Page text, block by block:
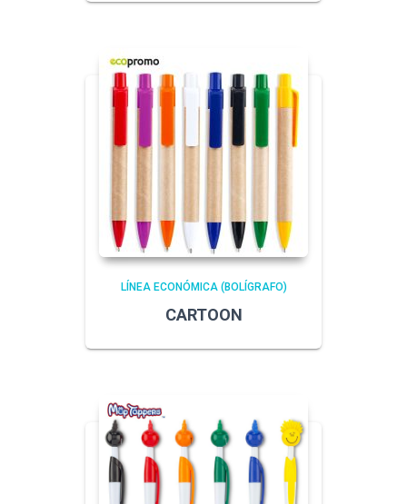
LÍNEA ECONÓMICA (BOLÍGRAFO)
CARTOON